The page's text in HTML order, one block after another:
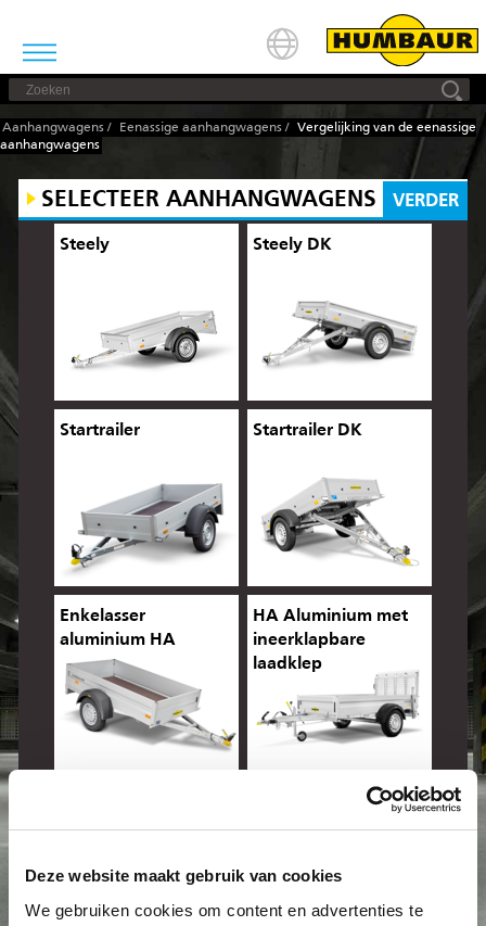
Deze website maakt gebruik van cookies
We gebruiken cookies om content en advertenties te
Aanhangwagens / Eenassige aanhangwagens/ Vergelijking van de eenassige
aanhangwagens
SELECTEER AANHANGWAGENS VERDER
Steely Steely DK
Startrailer Startrailer DK
Enkelasser
aluminium HA
HA Aluminium met
ineerklapbare
laadklep